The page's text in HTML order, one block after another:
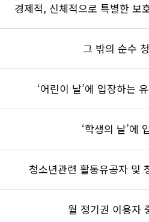
경제적, 신체적으로 특별한 보
그 밖의 순수
‘어린이 날’에 입장하는
‘학생의 날’에
청소년관련 활동유공자 및
월 정기권 이용자